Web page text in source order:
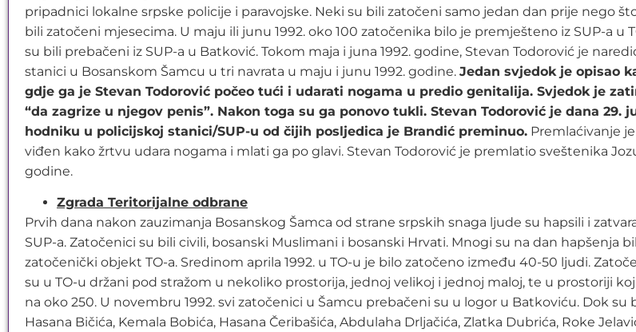
pripadnici lokalne srpske policije i paravojske. Neki su bili zatočeni samo jedan dan prije nego
bili zatočeni mjesecima. U maju ili junu 1992. oko 100 zatočenika bilo je premješteno iz SUP-a u
su bili prebačeni iz SUP-a u Batković. Tokom maja i juna 1992. godine, Stevan Todorović je
stanici u Bosanskom Šamcu u tri navrata u maju i junu 1992. godine. Jedan svjedok je opisao
gdje ga je Stevan Todorović počeo tući i udarati nogama u predio genitalija. Svjedok je
“da zagrize u njegov penis”. Nakon toga su ga ponovo tukli. Stevan Todorović je dana 29.
hodniku u policijskoj stanici/SUP-u od čijih posljedica je Brandić preminuo. Premlaćivanje
viđen kako žrtvu udara nogama i mlati ga po glavi. Stevan Todorović je premlatio sveštenika
godine.
Zgrada Teritorijalne odbrane
Prvih dana nakon zauzimanja Bosanskog Šamca od strane srpskih snaga ljude su hapsili i
SUP-a. Zatočenici su bili civili, bosanski Muslimani i bosanski Hrvati. Mnogi su na dan hapšenja
zatočenički objekt TO-a. Sredinom aprila 1992. u TO-u je bilo zatočeno između 40-50 ljudi.
su u TO-u držani pod stražom u nekoliko prostorija, jednoj velikoj i jednoj maloj, te u prostoriji
na oko 250. U novembru 1992. svi zatočenici u Šamcu prebačeni su u logor u Batkoviću. Dok
Hasana Bičića, Kemala Bobića, Hasana Čeribašića, Abdulaha Drljačića, Zlatka Dubrića, Roke